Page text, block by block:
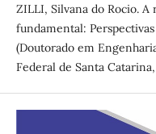
ZILLI, Silvana do Rocio.
fundamental:
(Doutorado em
Federal de Santa